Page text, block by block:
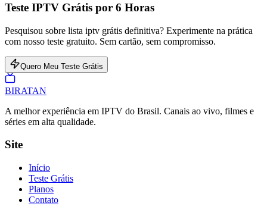
Teste IPTV Grátis por 6 Horas
Pesquisou sobre lista iptv grátis definitiva? Experimente na prática
com nosso teste gratuito. Sem cartão, sem compromisso.
Quero Meu Teste Grátis
BIRATAN
A melhor experiência em IPTV do Brasil. Canais ao vivo, filmes e
séries em alta qualidade.
Site
Início
Teste Grátis
Planos
Contato